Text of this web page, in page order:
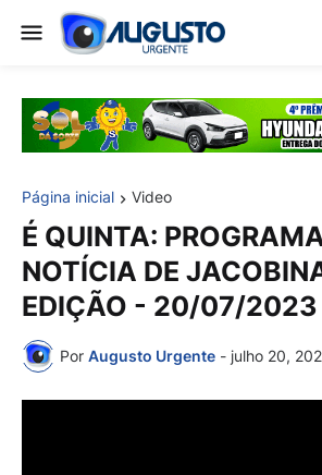
Página inicial Video
É QUINTA:
NOTÍCIA DE
EDIÇÃO - 20/07/2023
Por Augusto Urgente - julho 20,